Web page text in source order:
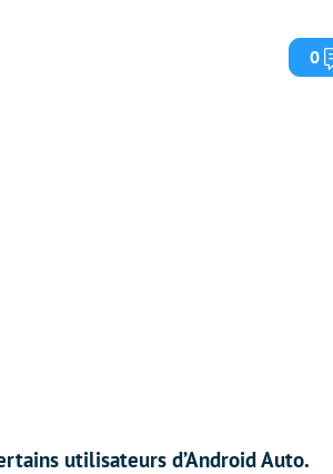
0
utilisateurs d’Android Auto.